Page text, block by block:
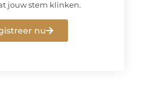
jouw stem klinken.
nu